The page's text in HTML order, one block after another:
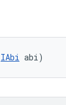
IAbi abi)